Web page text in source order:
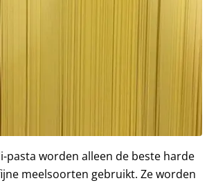
pasta worden alleen de beste harde
meelsoorten gebruikt. Ze worden